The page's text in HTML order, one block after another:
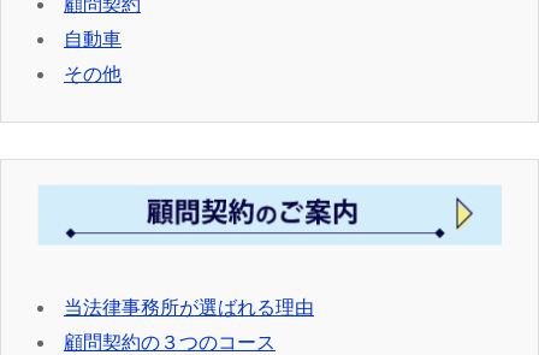
顧問契約
自動車
その他
当法律事務所が選ばれる理由
顧問契約の３つのコース